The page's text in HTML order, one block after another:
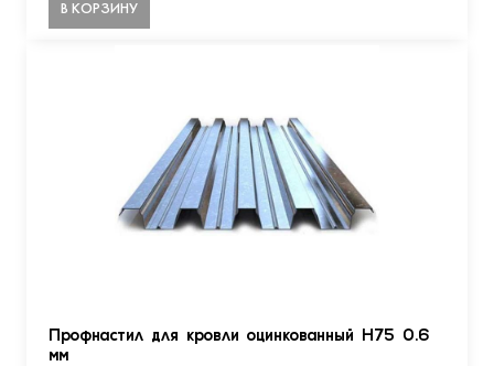
В КОРЗИНУ
Профнастил для кровли оцинкованный Н75 0.6
мм